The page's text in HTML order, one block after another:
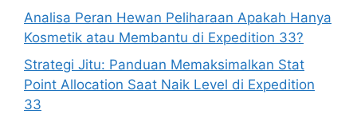
Analisa Peran Hewan Peliharaan Apakah Hanya
Kosmetik atau Membantu di Expedition 33?
Strategi Jitu: Panduan Memaksimalkan Stat
Point Allocation Saat Naik Level di Expedition
33